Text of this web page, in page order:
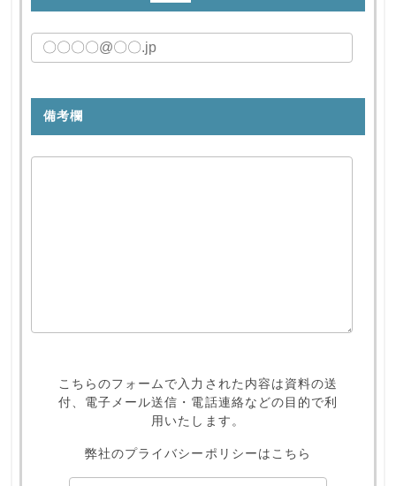
備考欄
こちらのフォームで入力された内容は資料の送
付、 電子メール送信・電話連絡などの目的で利
用いたします。
弊社のプライバシーポリシーはこちら